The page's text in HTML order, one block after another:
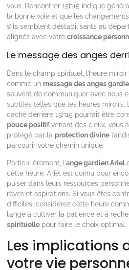
vous. Rencontrer 15h15 indique
la bonne voie et que les
s’ils semblent déstabilisants au
alignés avec votre croissance
Le message des anges
Dans le champ spirituel, l’heure
comme un message des anges
souvent de communiquer avec nous
subtiles telles que les heures miroirs.
caché derrière 15h15 pourrait être
pouce positifvenant des cieux, vous
protégé par la protection divine
parcourir votre chemin unique.
Particulièrement, l’ange gardien Ariel
cette heure. Ariel est connu pour
puiser dans leurs ressources
rêves et aspirations. Si vous êtes
difficiles, considérez cette heure
l’ange à cultiver la patience et à
spirituelle pour faire le choix optimal.
Les implications
votre vie